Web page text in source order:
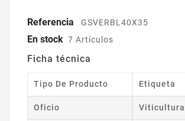
Referencia GSVERBL40X35
En stock 7 Artículos
Ficha técnica
Tipo De Producto Etiqueta
Oficio Viticultura